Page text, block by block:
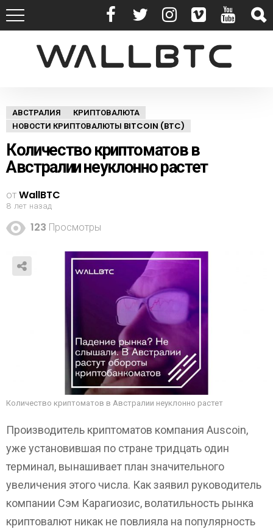
АВСТРАЛИЯ
КРИПТОВАЛЮТА
НОВОСТИ КРИПТОВАЛЮТЫ BITCOIN (BTC)
Количество криптоматов в
Австралии неуклонно растет
отWallBTC
8 лет назад
123 Просмотры
Количество криптоматов в Австралии неуклонно растет
Производитель криптоматов компания Auscoin,
уже установившая по стране тридцать один
терминал, вынашивает план значительного
увеличения этого числа. Как заявил руководитель
компании Сэм Карагиозис, волатильность рынка
криптовалют никак не повлияла на популярность